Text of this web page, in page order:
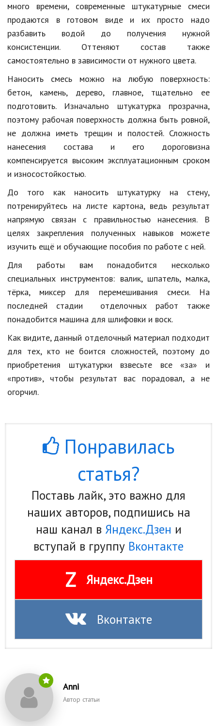
Бизнес
Хобби и развлечения
Финансы
Природа
Образование
Наука и технологии
много времени, современные штукатурные смеси
продаются в готовом виде и их просто надо
разбавить водой до получения нужной
консистенции. Оттеняют состав также
самостоятельно в зависимости от нужного цвета.
Наносить смесь можно на любую поверхность:
бетон, камень, дерево, главное, тщательно ее
подготовить. Изначально штукатурка прозрачна,
поэтому рабочая поверхность должна быть ровной,
не должна иметь трещин и полостей. Сложность
нанесения состава и его дороговизна
компенсируется высоким эксплуатационным сроком
и износостойкостью.
До того как наносить штукатурку на стену,
потренируйтесь на листе картона, ведь результат
напрямую связан с правильностью нанесения. В
целях закрепления полученных навыков можете
изучить ещё и обучающие пособия по работе с ней.
Для работы вам понадобится несколько
специальных инструментов: валик, шпатель, малка,
тёрка, миксер для перемешивания смеси. На
последней стадии отделочных работ также
понадобится машина для шлифовки и воск.
Как видите, данный отделочный материал подходит
для тех, кто не боится сложностей, поэтому до
приобретения штукатурки взвесьте все «за» и
«против», чтобы результат вас порадовал, а не
огорчил.
Понравилась
статья?
Поставь лайк, это важно для
наших авторов, подпишись на
наш канал в Яндекс.Дзен и
вступай в группу Вконтакте
Z Яндекс.Дзен
Вконтакте
Anni
Автор статьи